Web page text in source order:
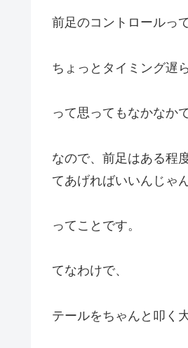
前足のコントロールっ
ちょっとタイミング遅
って思ってもなかなか
なので、前足はある程
てあげればいいんじゃ
ってことです。
てなわけで、
テールをちゃんと叩く